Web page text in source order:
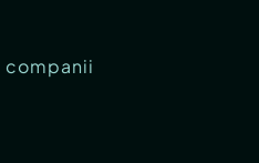
companii